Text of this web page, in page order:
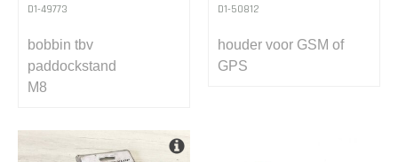
D1-49773
bobbin tbv
paddockstand
M8
D1-50812
houder voor GSM of
GPS